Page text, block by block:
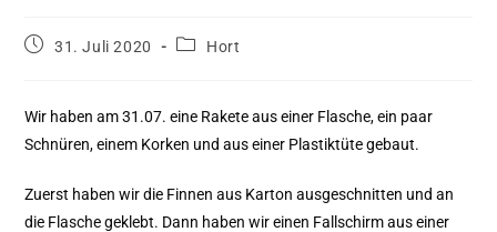
31. Juli 2020 Hort
Wir haben am 31.07. eine Rakete aus einer Flasche, ein paar
Schnüren, einem Korken und aus einer Plastiktüte gebaut.
Zuerst haben wir die Finnen aus Karton ausgeschnitten und an
die Flasche geklebt. Dann haben wir einen Fallschirm aus einer